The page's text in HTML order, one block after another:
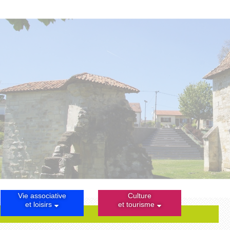
Vie associative
et loisirs
Culture
et tourisme